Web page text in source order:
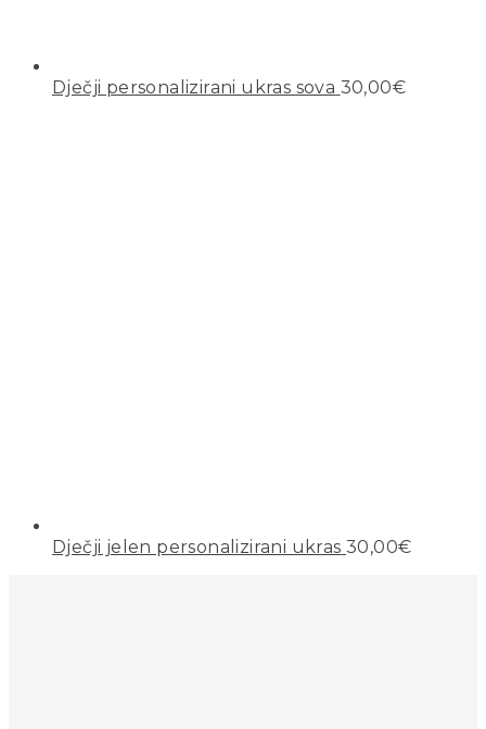
Dječji personalizirani ukras sova 30,00€
Dječji jelen personalizirani ukras 30,00€